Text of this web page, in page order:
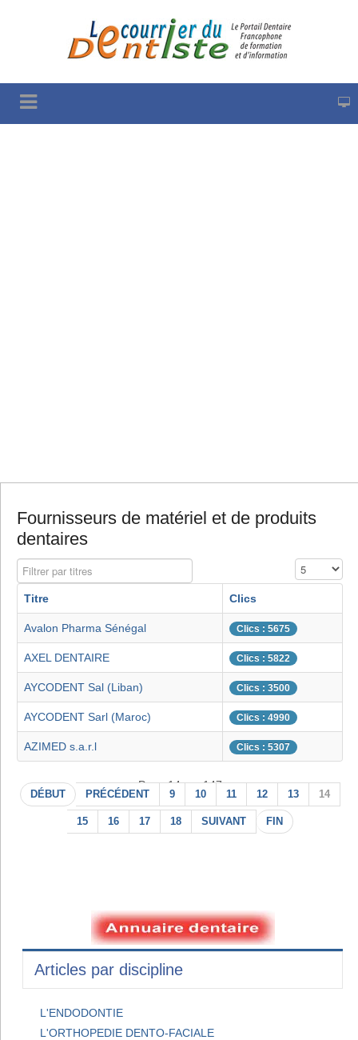
Fournisseurs de matériel et de produits
dentaires
Filtrer par titres Affichage #
Titre Clics
Avalon Pharma Sénégal Clics : 5675
AXEL DENTAIRE Clics : 5822
AYCODENT Sal (Liban) Clics : 3500
AYCODENT Sarl (Maroc) Clics : 4990
AZIMED s.a.r.l Clics : 5307
Page 14 sur 147
DÉBUT PRÉCÉDENT 9 10 11 12 13 14
15 16 17 18 SUIVANT FIN
Articles par discipline
L'ENDODONTIE
L'ORTHOPEDIE DENTO-FACIALE